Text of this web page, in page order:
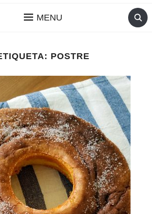
MENU
POSTRE